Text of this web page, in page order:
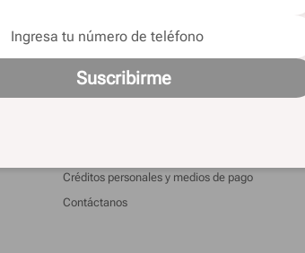
Suscribirme
Informacion
Mis pedidos
Créditos personales y medios de pago
Contáctanos